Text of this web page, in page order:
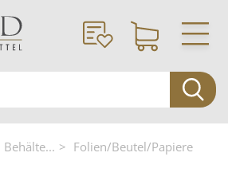
Behälte... Folien/Beutel/Papiere